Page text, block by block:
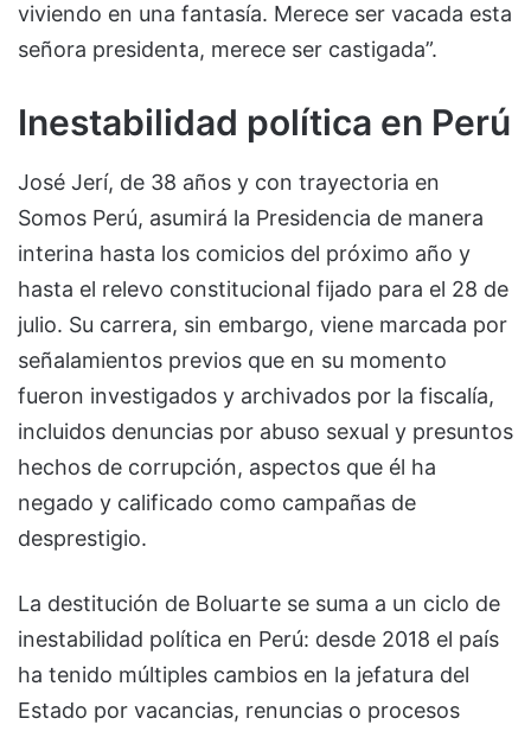
viviendo en una fantasía. Merece ser vacada esta
señora presidenta, merece ser castigada”.
Inestabilidad política en Perú
José Jerí, de 38 años y con trayectoria en
Somos Perú, asumirá la Presidencia de manera
interina hasta los comicios del próximo año y
hasta el relevo constitucional fijado para el 28 de
julio. Su carrera, sin embargo, viene marcada por
señalamientos previos que en su momento
fueron investigados y archivados por la fiscalía,
incluidos denuncias por abuso sexual y presuntos
hechos de corrupción, aspectos que él ha
negado y calificado como campañas de
desprestigio.
La destitución de Boluarte se suma a un ciclo de
inestabilidad política en Perú: desde 2018 el país
ha tenido múltiples cambios en la jefatura del
Estado por vacancias, renuncias o procesos